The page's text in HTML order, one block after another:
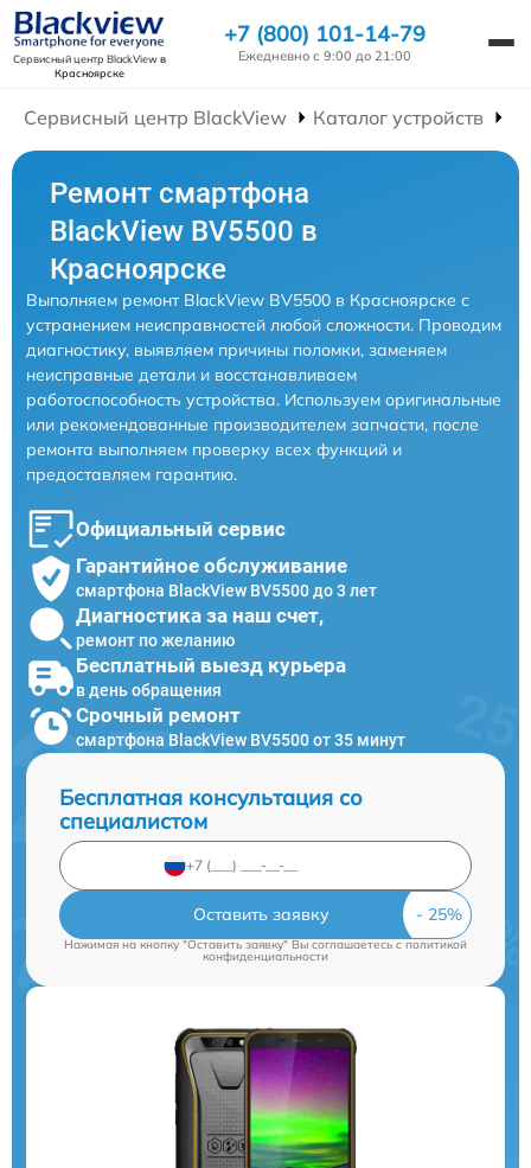
Сервисный центр BlackViewв
Красноярске
+7 (800) 101-14-79
Ежедневно с 9:00 до 21:00
Сервисный центр BlackView Каталог устройств
Ремонт смартфона
BlackView BV5500 в
Красноярске
Выполняем ремонт BlackView BV5500 в Красноярске с
устранением неисправностей любой сложности. Проводим
диагностику, выявляем причины поломки, заменяем
неисправные детали и восстанавливаем
работоспособность устройства. Используем оригинальные
или рекомендованные производителем запчасти, после
ремонта выполняем проверку всех функций и
предоставляем гарантию.
Официальный сервис
Гарантийное обслуживание
смартфона BlackView BV5500 до 3 лет
Диагностика за наш счет,
ремонт по желанию
Бесплатный выезд курьера
в день обращения
Срочный ремонт
смартфона BlackView BV5500 от 35 минут
Бесплатная консультация со
специалистом
Оставить заявку
Нажимая на кнопку "Оставить заявку" Вы соглашаетесь cполитикой
конфиденциальности